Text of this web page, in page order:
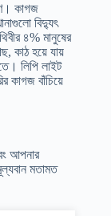
কাগজ
বিদ্যুৎ
৪% মানুষের
কাঠ হয়ে যায়
লিপি লাইট
কাগজ বাঁচিয়ে
আপনার
মতামত